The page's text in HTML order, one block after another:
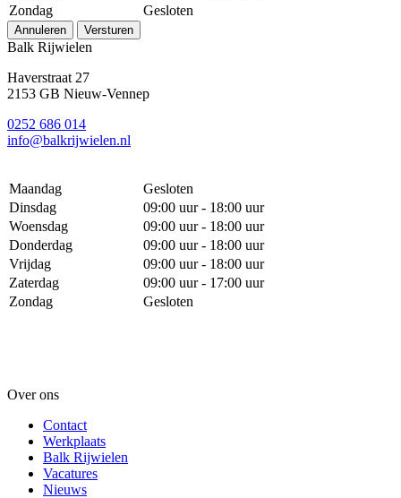
Zondag
Gesloten
Annuleren Versturen
Balk Rijwielen
Haverstraat 27
2153 GB Nieuw-Vennep
0252 686 014
info@balkrijwielen.nl
Maandag
Gesloten
Dinsdag
09:00 uur - 18:00 uur
Woensdag
09:00 uur - 18:00 uur
Donderdag
09:00 uur - 18:00 uur
Vrijdag
09:00 uur - 18:00 uur
Zaterdag
09:00 uur - 17:00 uur
Zondag
Gesloten
Over ons
Contact
Werkplaats
Balk Rijwielen
Vacatures
Nieuws